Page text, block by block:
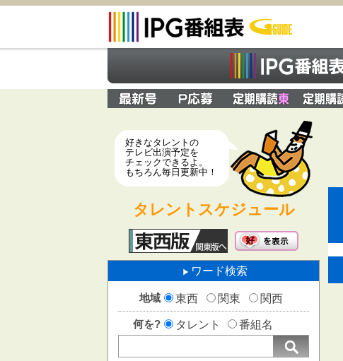
好きなタレントの
テレビ出演予定を
チェックできるよ。
もちろん毎日更新中！
タレントスケジュール
ワード検索
地域 東西 関東 関西
何を? タレント 番組名